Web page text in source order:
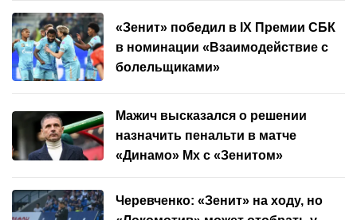
«Зенит» победил в IX Премии СБК
в номинации «Взаимодействие с
болельщиками»
Мажич высказался о решении
назначить пенальти в матче
«Динамо» Мх с «Зенитом»
Черевченко: «Зенит» на ходу, но